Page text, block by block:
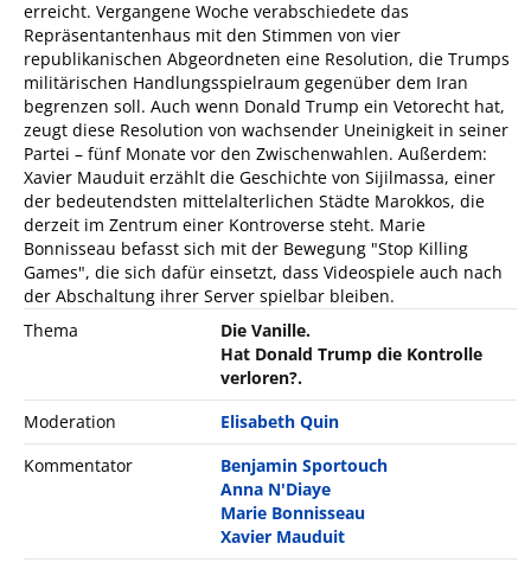
erreicht. Vergangene Woche verabschiedete das
Repräsentantenhaus mit den Stimmen von vier
republikanischen Abgeordneten eine Resolution, die Trumps
militärischen Handlungsspielraum gegenüber dem Iran
begrenzen soll. Auch wenn Donald Trump ein Vetorecht hat,
zeugt diese Resolution von wachsender Uneinigkeit in seiner
Partei – fünf Monate vor den Zwischenwahlen. Außerdem:
Xavier Mauduit erzählt die Geschichte von Sijilmassa, einer
der bedeutendsten mittelalterlichen Städte Marokkos, die
derzeit im Zentrum einer Kontroverse steht. Marie
Bonnisseau befasst sich mit der Bewegung "Stop Killing
Games", die sich dafür einsetzt, dass Videospiele auch nach
der Abschaltung ihrer Server spielbar bleiben.
Thema
Die Vanille.
Hat Donald Trump die Kontrolle
verloren?.
Moderation
Elisabeth Quin
Kommentator
Benjamin Sportouch
Anna N'Diaye
Marie Bonnisseau
Xavier Mauduit